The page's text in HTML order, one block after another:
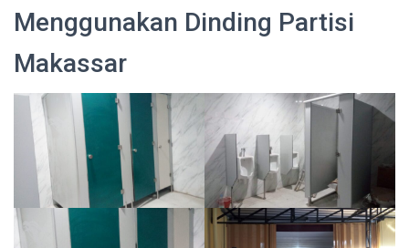
Menggunakan Dinding Partisi
Makassar